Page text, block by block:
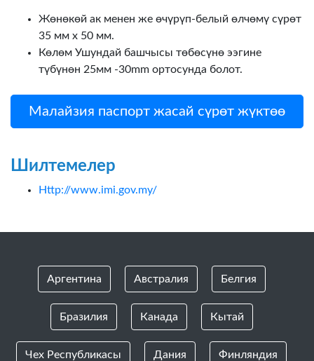
Жөнөкөй ак менен же өчүрүп-белый өлчөмү сүрөт
35 мм х 50 мм.
Көлөм Ушундай башчысы төбөсүнө ээгине
түбүнөн 25мм -30mm ортосунда болот.
Малайзия паспорт жасай сүрөт жүктөө
Шилтемелер
Http://www.imi.gov.my/
Аргентина Австралия Белгия
Бразилия Канада Кытай
Чех Республикасы Дания Финляндия